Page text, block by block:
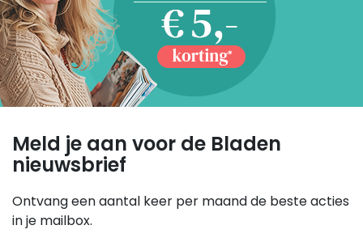
Meld je aan voor de Bladen
nieuwsbrief
Ontvang een aantal keer per maand de beste acties
in je mailbox.